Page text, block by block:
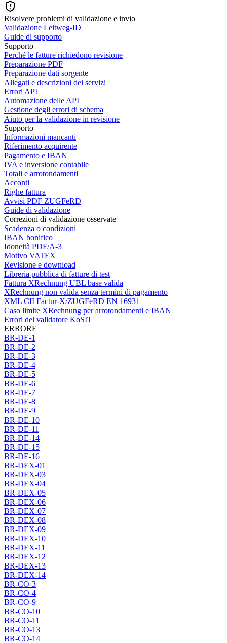
Risolvere problemi di validazione e invio
Validazione Leitweg-ID
Guide di supporto
Supporto
Perché le fatture richiedono revisione
Preparazione PDF
Preparazione dati sorgente
Allegati e descrizioni dei servizi
Errori API
Automazione delle API
Gestione degli errori di schema
Aiuto per la validazione in revisione
Supporto
Informazioni mancanti
Riferimento acquirente
Pagamento e IBAN
IVA e inversione contabile
Totali e arrotondamenti
Acconti
Righe fattura
Avvisi PDF ZUGFeRD
Guide di validazione
Correzioni di validazione osservate
Scadenza o condizioni
IBAN bonifico
Idoneità PDF/A-3
Motivo VATEX
Revisione e download
Libreria pubblica di fatture di test
Fattura XRechnung UBL base valida
XRechnung non valida senza termini di pagamento
XML CII Factur-X/ZUGFeRD EN 16931
Caso limite XRechnung per arrotondamenti e IBAN
Errori del validatore KoSIT
ERRORE
BR-DE-1
BR-DE-2
BR-DE-3
BR-DE-4
BR-DE-5
BR-DE-6
BR-DE-7
BR-DE-8
BR-DE-9
BR-DE-10
BR-DE-11
BR-DE-14
BR-DE-15
BR-DE-16
BR-DEX-01
BR-DEX-03
BR-DEX-04
BR-DEX-05
BR-DEX-06
BR-DEX-07
BR-DEX-08
BR-DEX-09
BR-DEX-10
BR-DEX-11
BR-DEX-12
BR-DEX-13
BR-DEX-14
BR-CO-3
BR-CO-4
BR-CO-9
BR-CO-10
BR-CO-11
BR-CO-13
BR-CO-14